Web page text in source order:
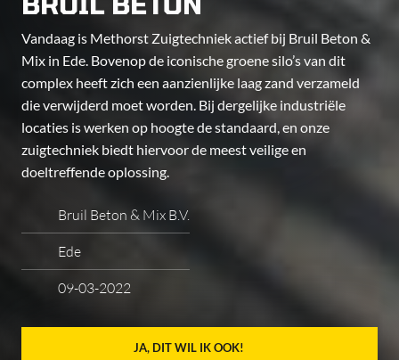
Vandaag is Methorst Zuigtechniek actief bij Bruil Beton &
Mix in Ede. Bovenop de iconische groene silo’s van dit
complex heeft zich een aanzienlijke laag zand verzameld
die verwijderd moet worden. Bij dergelijke industriële
locaties is werken op hoogte de standaard, en onze
zuigtechniek biedt hiervoor de meest veilige en
doeltreffende oplossing.
Bruil Beton & Mix B.V.
Ede
09-03-2022
JA, DIT WIL IK OOK!